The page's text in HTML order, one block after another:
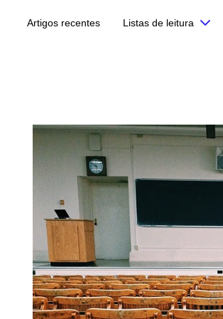
Artigos recentes Listas de leitura